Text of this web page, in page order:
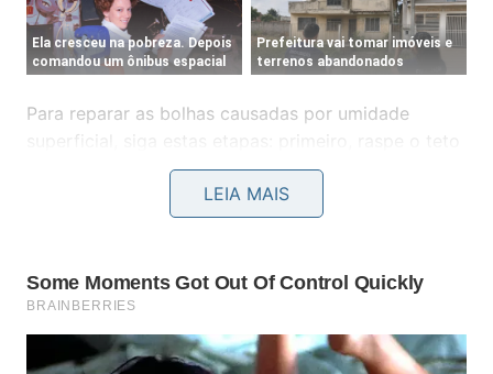
Para reparar as bolhas causadas por umidade
superficial, siga estas etapas: primeiro, raspe o teto
afetado para remover as bolhas, as partículas soltas
de pintura e qualquer resíduo de mofo, utilizando
uma espátula. Em seguida, prepare um bloqueador
impermeabilizante, disponível em lojas de materiais
de construção. Aplique o produto na área afetada
em duas camadas, garantindo cobertura completa
da região danificada. Aguarde pelo menos duas
LEIA MAIS